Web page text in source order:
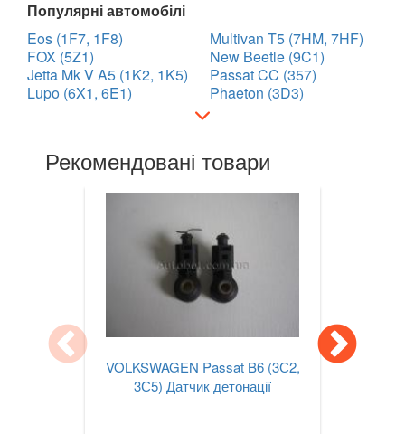
ID.3
ID.4
ID.5
Jetta Mk V A5 (1K2, 1K5)
Multivan T5 (7HM, 7HF)
Passat B6 (3С2, 3С5)
Passat B7 (362, 365)
Популярні автомобілі
Eos (1F7, 1F8)
FOX (5Z1)
Jetta Mk V A5 (1K2, 1K5)
Lupo (6X1, 6E1)
Multivan T5 (7HM, 7HF)
New Beetle (9C1)
Passat CC (357)
Phaeton (3D3)
Рекомендовані товари
VOLKSWAGEN Passat B6 (3С2,
3С5) Датчик детонації